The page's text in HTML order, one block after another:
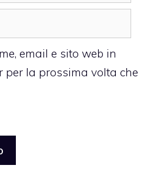
email e sito web in
per la prossima volta che